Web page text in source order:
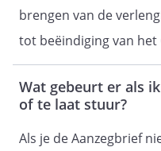
brengen van de
tot beëindiging van het
Wat gebeurt er als
of te laat stuur?
Als je de Aanzegbrief